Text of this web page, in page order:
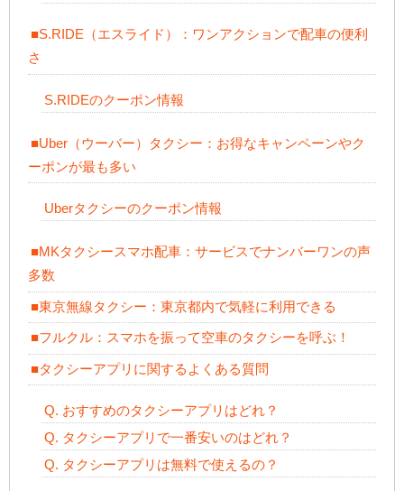
■S.RIDE（エスライド）：ワンアクションで配車の便利
さ
S.RIDEのクーポン情報
■Uber（ウーバー）タクシー：お得なキャンペーンやク
ーポンが最も多い
Uberタクシーのクーポン情報
■MKタクシースマホ配車：サービスでナンバーワンの声
多数
■東京無線タクシー：東京都内で気軽に利用できる
■フルクル：スマホを振って空車のタクシーを呼ぶ！
■タクシーアプリに関するよくある質問
Q. おすすめのタクシーアプリはどれ？
Q. タクシーアプリで一番安いのはどれ？
Q. タクシーアプリは無料で使えるの？